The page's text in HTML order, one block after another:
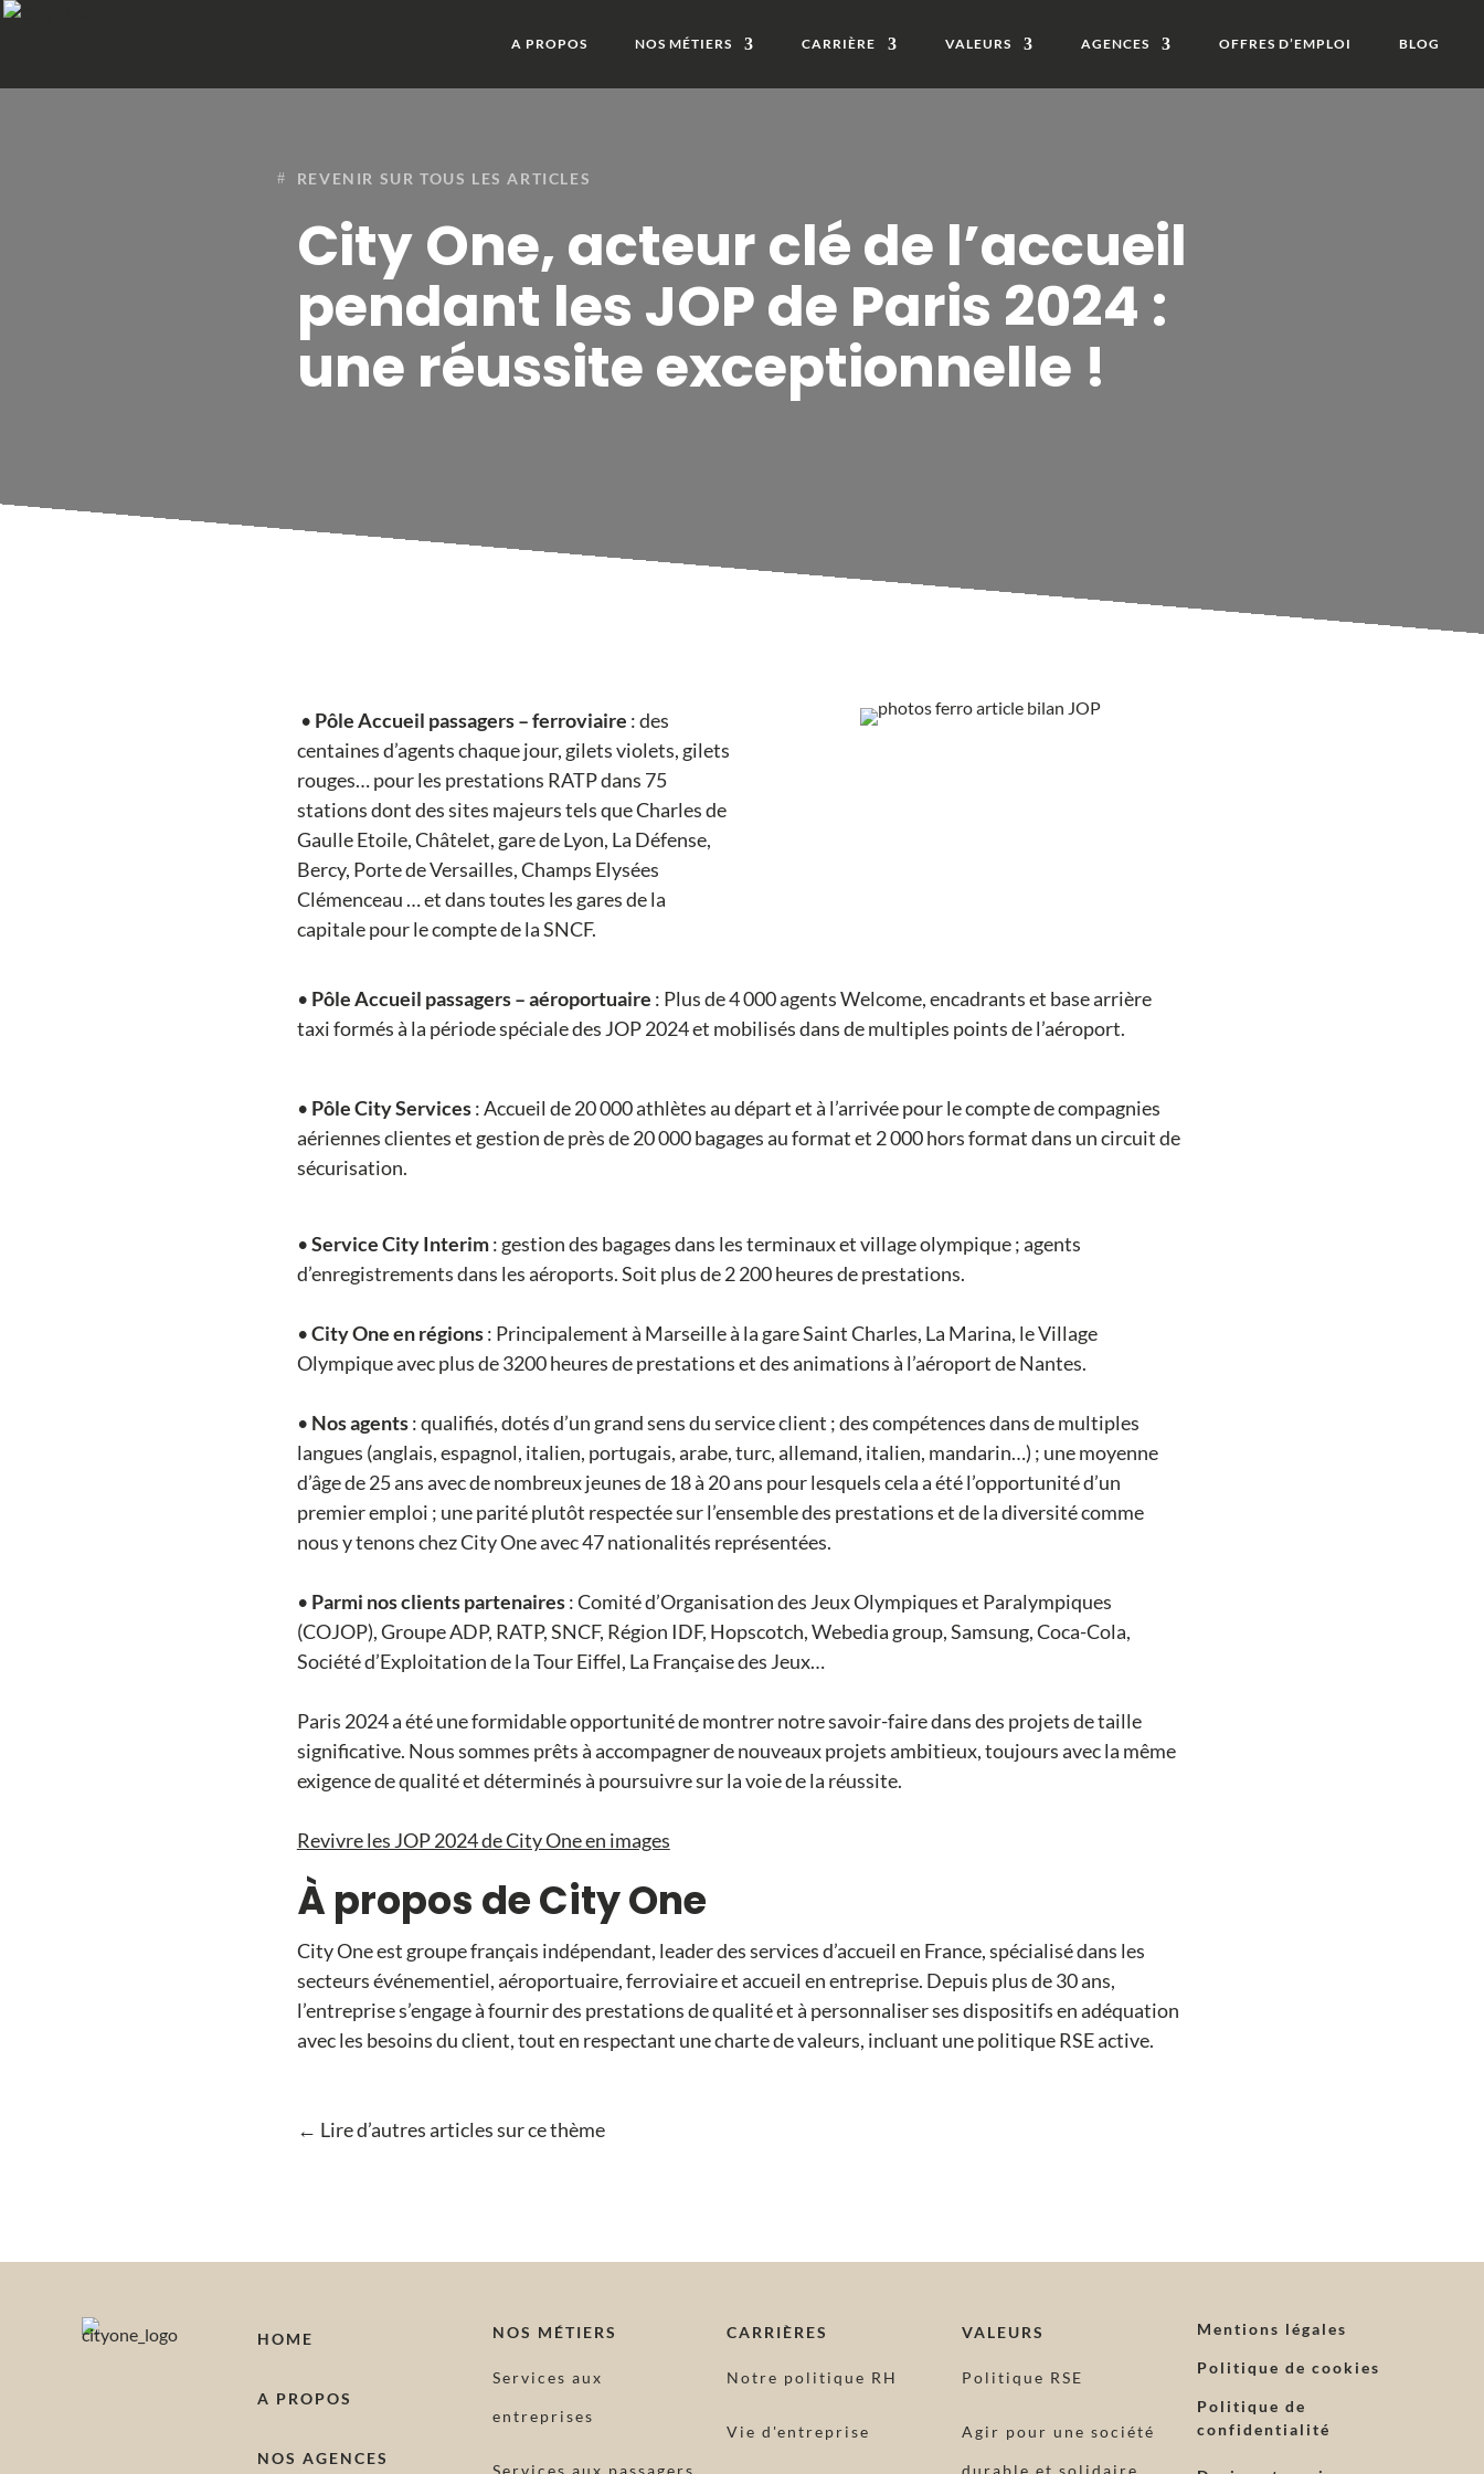
A PROPOS NOS MÉTIERS CARRIÈRE VALEURS AGENCES OFFRES D’EMPLOI BLOG
REVENIR SUR TOUS LES ARTICLES
City One, acteur clé de l’accueil
pendant les JOP de Paris 2024 :
une réussite exceptionnelle !
• Pôle Accueil passagers – ferroviaire : des
centaines d’agents chaque jour, gilets violets, gilets
rouges… pour les prestations RATP dans 75
stations dont des sites majeurs tels que Charles de
Gaulle Etoile, Châtelet, gare de Lyon, La Défense,
Bercy, Porte de Versailles, Champs Elysées
Clémenceau … et dans toutes les gares de la
capitale pour le compte de la SNCF.
• Pôle Accueil passagers – aéroportuaire : Plus de 4 000 agents Welcome, encadrants et base arrière
taxi formés à la période spéciale des JOP 2024 et mobilisés dans de multiples points de l’aéroport.
• Pôle City Services: Accueil de 20 000 athlètes au départ et à l’arrivée pour le compte de compagnies
aériennes clientes et gestion de près de 20 000 bagages au format et 2 000 hors format dans un circuit de
sécurisation.
•Service City Interim: gestion des bagages dans les terminaux et village olympique ; agents
d’enregistrements dans les aéroports. Soit plus de 2 200 heures de prestations.
•City One en régions: Principalement à Marseille à la gare Saint Charles, La Marina, le Village
Olympique avec plus de 3200 heures de prestations et des animations à l’aéroport de Nantes.
• Nos agents: qualifiés, dotés d’un grand sens du service client ; des compétences dans de multiples
langues (anglais, espagnol, italien, portugais, arabe, turc, allemand, italien, mandarin…) ; une moyenne
d’âge de 25 ans avec de nombreux jeunes de 18 à 20 ans pour lesquels cela a été l’opportunité d’un
premier emploi ; une parité plutôt respectée sur l’ensemble des prestations et de la diversité comme
nous y tenons chez City One avec 47 nationalités représentées.
• Parmi nos clients partenaires: Comité d’Organisation des Jeux Olympiques et Paralympiques
(COJOP), Groupe ADP, RATP, SNCF, Région IDF, Hopscotch, Webedia group, Samsung, Coca-Cola,
Société d’Exploitation de la Tour Eiffel, La Française des Jeux…
Paris 2024 a été une formidable opportunité de montrer notre savoir-faire dans des projets de taille
significative. Nous sommes prêts à accompagner de nouveaux projets ambitieux, toujours avec la même
exigence de qualité et déterminés à poursuivre sur la voie de la réussite.
Revivre les JOP 2024 de City One en images
À propos de City One
City One est groupe français indépendant, leader des services d’accueil en France, spécialisé dans les
secteurs événementiel, aéroportuaire, ferroviaire et accueil en entreprise. Depuis plus de 30 ans,
l’entreprise s’engage à fournir des prestations de qualité et à personnaliser ses dispositifs en adéquation
avec les besoins du client, tout en respectant une charte de valeurs, incluant une politique RSE active.
← Lire d’autres articles sur ce thème
HOME
A PROPOS
NOS AGENCES
NOS MÉTIERS
Services aux
entreprises
Services aux passagers
CARRIÈRES
Notre politique RH
Vie d'entreprise
VALEURS
Politique RSE
Agir pour une société
durable et solidaire
Mentions légales
Politique de cookies
Politique de
confidentialité